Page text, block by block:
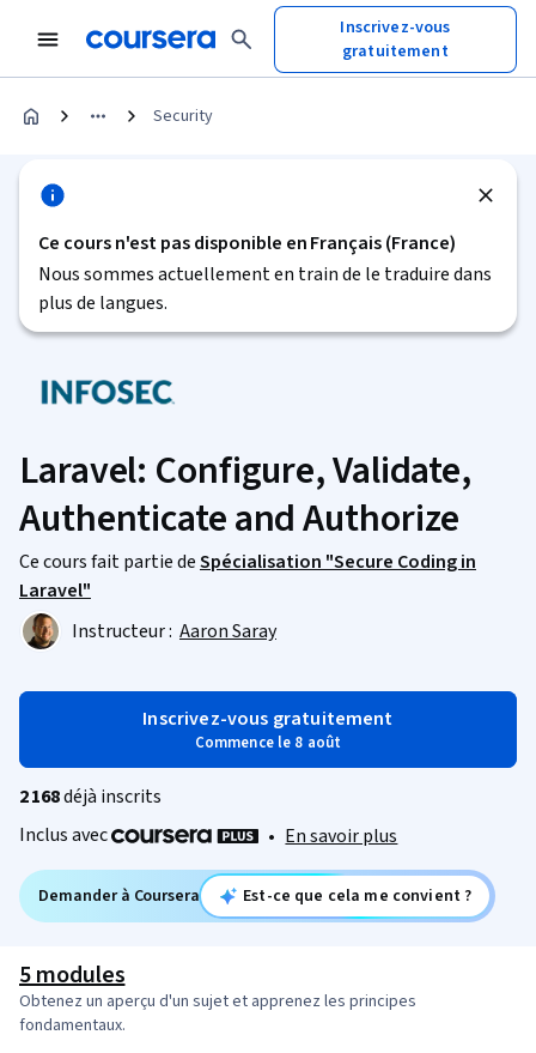
Inscrivez-vous
gratuitement
Security
Ce cours n'est pas disponible en Français (France)
Nous sommes actuellement en train de le traduire dans
plus de langues.
Laravel: Configure, Validate,
Authenticate and Authorize
Ce cours fait partie deSpécialisation "Secure Coding in
Laravel"
Instructeur : Aaron Saray
Inscrivez-vous gratuitement
Commence le 8 août
2 168déjà inscrits
Inclus avec
• En savoir plus
Demander à Coursera Est-ce que cela me convient ?
5 modules
Obtenez un aperçu d'un sujet et apprenez les principes
fondamentaux.